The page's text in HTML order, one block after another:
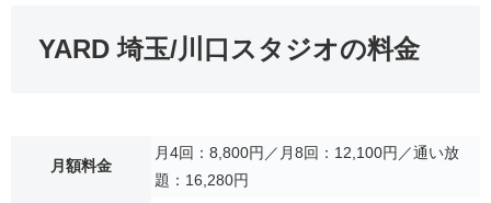
YARD 埼玉/川口スタジオの料金
月額料金
月4回：8,800円／月8回：12,100円／通い放
題：16,280円